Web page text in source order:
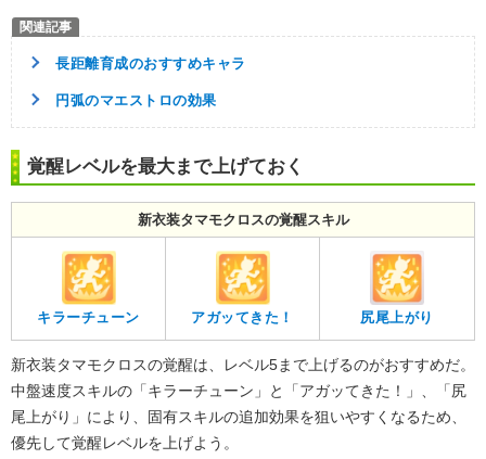
長距離育成のおすすめキャラ
円弧のマエストロの効果
覚醒レベルを最大まで上げておく
新衣装タマモクロスの覚醒スキル
キラーチューン アガッてきた！ 尻尾上がり
新衣装タマモクロスの覚醒は、レベル5まで上げるのがおすすめだ。
中盤速度スキルの「キラーチューン」と「アガッてきた！」、「尻
尾上がり」により、固有スキルの追加効果を狙いやすくなるため、
優先して覚醒レベルを上げよう。